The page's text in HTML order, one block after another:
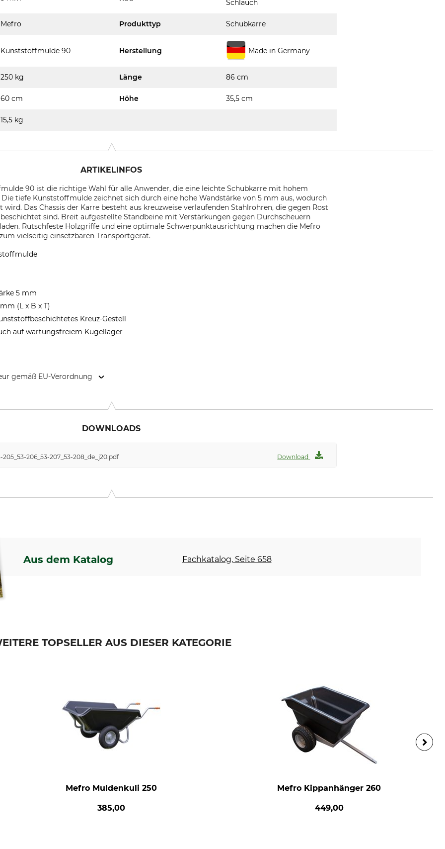
Schlauch
Mefro Produkttyp Schubkarre
Kunststoffmulde 90 Herstellung Made in Germany
250 kg Länge 86 cm
60 cm Höhe 35,5 cm
15,5 kg
ARTIKELINFOS
90 ist die richtige Wahl für alle Anwender, die eine leichte Schubkarre mit hohem
tiefe Kunststoffmulde zeichnet sich durch eine hohe Wandstärke von 5 mm aus, wodurch
Das Chassis der Karre besteht aus kreuzweise verlaufenden Stahlrohren, die gegen Rost
sind. Breit aufgestellte Standbeine mit Verstärkungen gegen Durchscheuern
Rutschfeste Holzgriffe und eine optimale Schwerpunktausrichtung machen die Mefro
vielseitig einsetzbaren Transportgerät.
5 mm
(L x B x T)
Kreuz-Gestell
auf wartungsfreiem Kugellager
gemäß EU-Verordnung
DOWNLOADS
206_53-207_53-208_de_j20.pdf Download
Aus dem Katalog Fachkatalog, Seite 658
TOPSELLER AUS DIESER KATEGORIE
Mefro Muldenkuli 250
385,00
Mefro Kippanhänger 260
449,00